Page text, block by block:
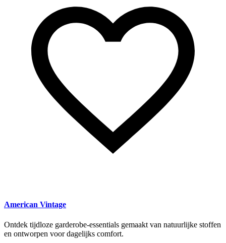
American Vintage
Ontdek tijdloze garderobe-essentials gemaakt van natuurlijke stoffen
en ontworpen voor dagelijks comfort.